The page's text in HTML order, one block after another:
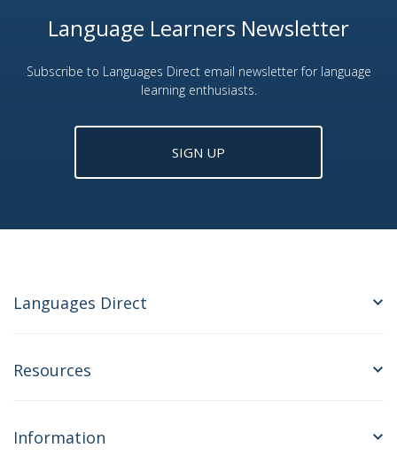
Language Learners Newsletter
Subscribe to Languages Direct email newsletter for language
learning enthusiasts.
SIGN UP
Languages Direct
Resources
Information